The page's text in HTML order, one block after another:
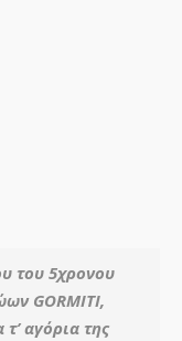
του 5χρονου
GORMITI,
αγόρια της